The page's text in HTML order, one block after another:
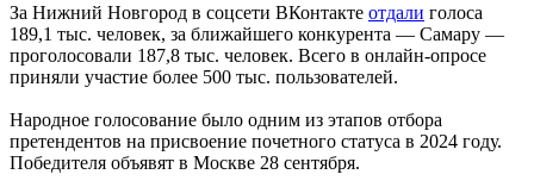
За Нижний Новгород в соцсети ВКонтакте отдали голоса
189,1 тыс. человек, за ближайшего конкурента — Самару —
проголосовали 187,8 тыс. человек. Всего в онлайн-опросе
приняли участие более 500 тыс. пользователей.
Народное голосование было одним из этапов отбора
претендентов на присвоение почетного статуса в 2024 году.
Победителя объявят в Москве 28 сентября.